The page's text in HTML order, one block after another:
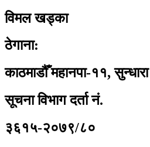
विमल खड्का
ठेगाना:
काठमाडौँ महानपा-११, सुन्धारा
सूचना विभाग दर्ता नं.
३६१५-२०७९/८०